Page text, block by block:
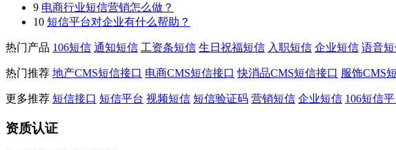
9 电商行业短信营销怎么做？
10 短信平台对企业有什么帮助？
热门产品 106短信 通知短信 工资条短信 生日祝福短信 入职短信 企业短信 语音
热门推荐 地产CMS短信接口 电商CMS短信接口 快消品CMS短信接口 服饰CMS
更多推荐 短信接口 短信平台 视频短信 短信验证码 营销短信 企业短信 106短信平
资质认证